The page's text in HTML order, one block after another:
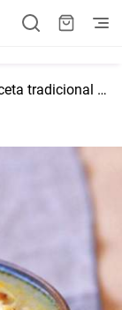
Sopa de cebolla. Receta tradicional francesa